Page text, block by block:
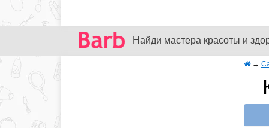
Найди мастера красоты и
→